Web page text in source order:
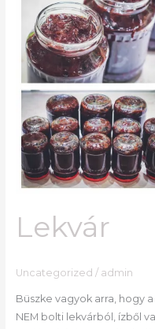
Lekvár
Uncategorized / admin
Büszke vagyok arra, hogy
NEM bolti lekvárból, ízből